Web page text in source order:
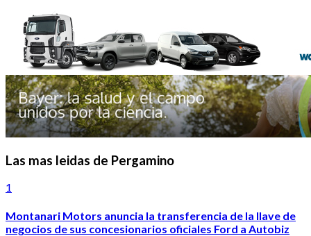
Las mas leidas de Pergamino
1
Montanari Motors anuncia la transferencia de la llave de
negocios de sus concesionarios oficiales Ford a Autobiz